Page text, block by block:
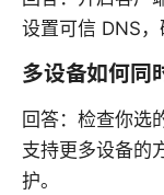
设置可信 DNS，
多设备如何同
回答：检查你选
支持更多设备的
护。